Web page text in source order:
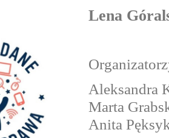
Lena
Aleksandra
Marta
Anita